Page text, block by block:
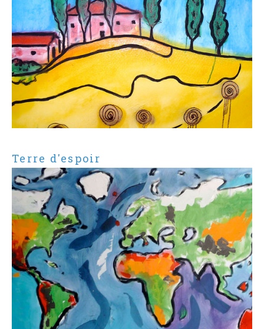
Terre d'espoir